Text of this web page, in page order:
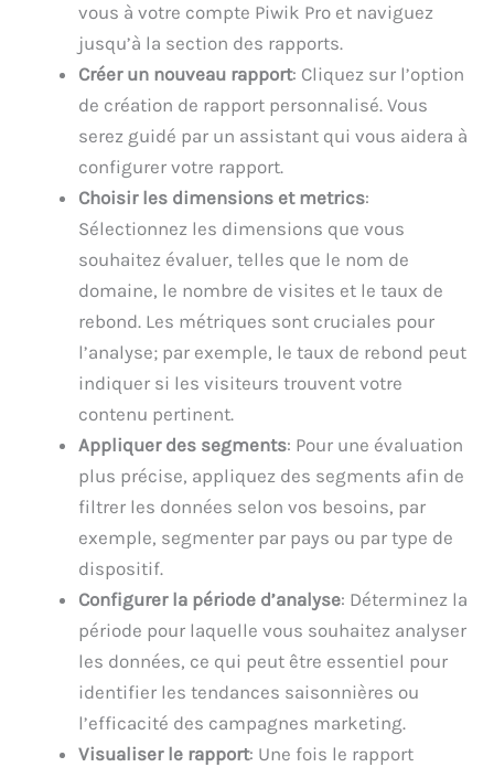
vous à votre compte Piwik Pro et naviguez
jusqu’à la section des rapports.
Créer un nouveau rapport: Cliquez sur l’option
de création de rapport personnalisé. Vous
serez guidé par un assistant qui vous aidera à
configurer votre rapport.
Choisir les dimensions et metrics:
Sélectionnez les dimensions que vous
souhaitez évaluer, telles que le nom de
domaine, le nombre de visites et le taux de
rebond. Les métriques sont cruciales pour
l’analyse; par exemple, le taux de rebond peut
indiquer si les visiteurs trouvent votre
contenu pertinent.
Appliquer des segments: Pour une évaluation
plus précise, appliquez des segments afin de
filtrer les données selon vos besoins, par
exemple, segmenter par pays ou par type de
dispositif.
Configurer la période d’analyse: Déterminez la
période pour laquelle vous souhaitez analyser
les données, ce qui peut être essentiel pour
identifier les tendances saisonnières ou
l’efficacité des campagnes marketing.
Visualiser le rapport: Une fois le rapport